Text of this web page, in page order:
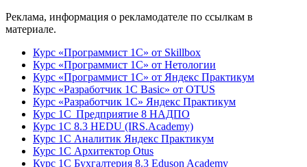
Реклама, информация о рекламодателе по ссылкам в
материале.
Курс «Программист 1С» от Skillbox
Курс «Программист 1С» от Нетологии
Курс «Программист 1С» от Яндекс Практикум
Курс «Разработчик 1С Basic» от OTUS
Курс «Разработчик 1С» Яндекс Практикум
Курс 1С Предприятие 8 НАДПО
Курс 1С 8.3 HEDU (IRS.Academy)
Курс 1С Аналитик Яндекс Практикум
Курс 1С Архитектор Otus
Курс 1С Бухгалтерия 8.3 Eduson Academy